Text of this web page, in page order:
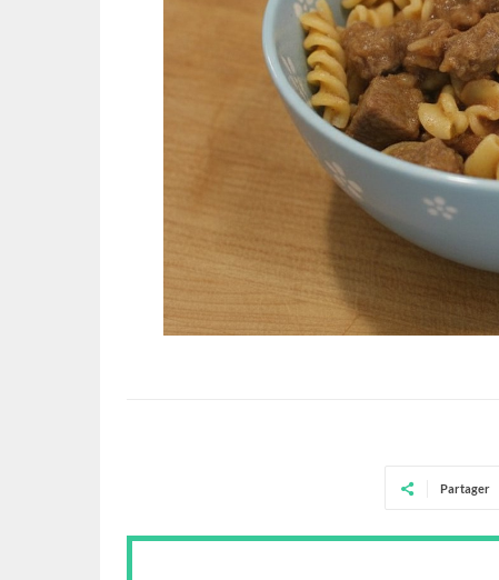
Partager